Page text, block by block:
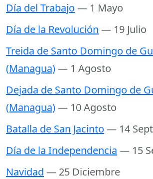
Día del Trabajo — 1 Mayo
Día de la Revolución — 19 Julio
Treida de Santo Domingo de
(Managua)— 1 Agosto
Dejada de Santo Domingo de
(Managua)— 10 Agosto
Batalla de San Jacinto — 14
Día de la Independencia — 15
Navidad — 25 Diciembre